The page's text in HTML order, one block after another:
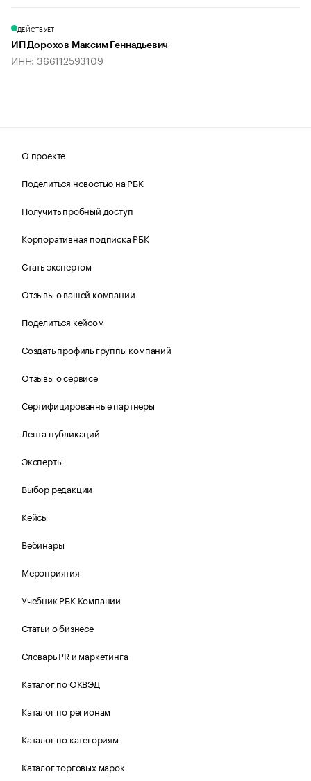
ДЕЙСТВУЕТ
ИП Дорохов Максим Геннадьевич
ИНН: 366112593109
О проекте
Поделиться новостью на РБК
Получить пробный доступ
Корпоративная подписка РБК
Стать экспертом
Отзывы о вашей компании
Поделиться кейсом
Создать профиль группы компаний
Отзывы о сервисе
Сертифицированные партнеры
Лента публикаций
Эксперты
Выбор редакции
Кейсы
Вебинары
Мероприятия
Учебник РБК Компании
Статьи о бизнесе
Словарь PR и маркетинга
Каталог по ОКВЭД
Каталог по регионам
Каталог по категориям
Каталог торговых марок